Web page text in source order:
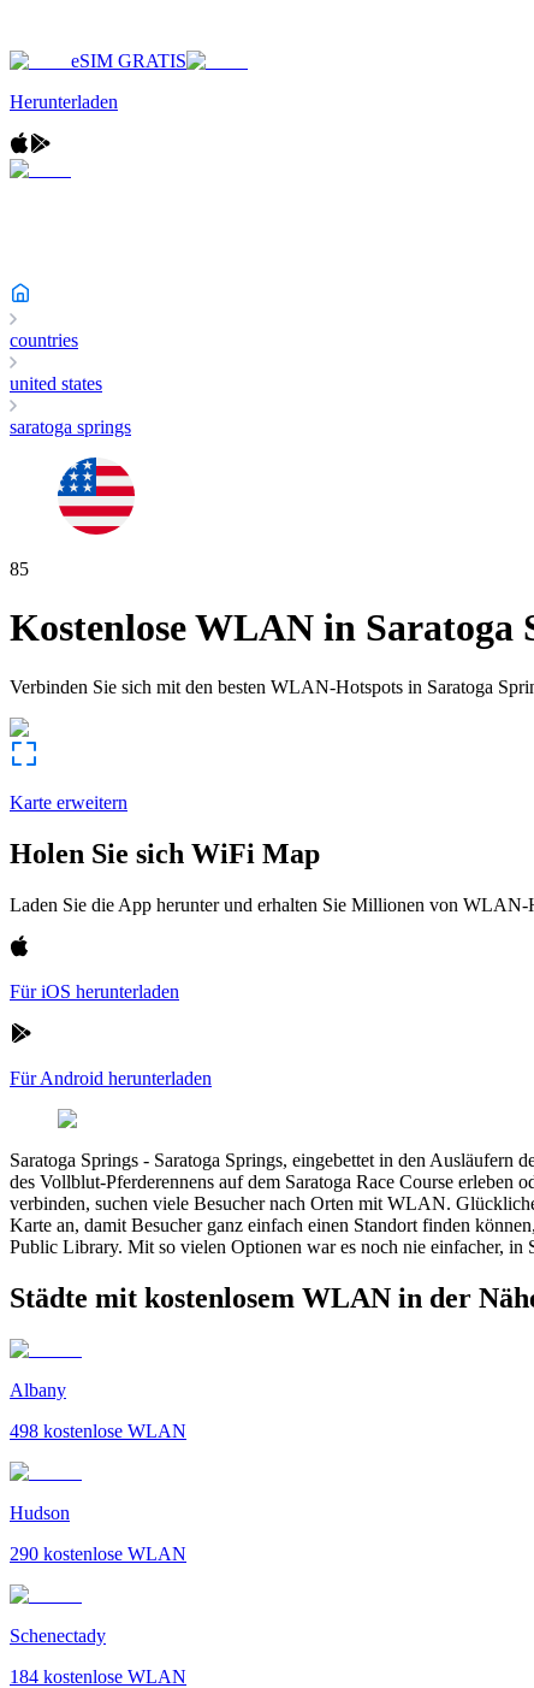
eSIM GRATIS
Herunterladen
countries
united states
saratoga springs
85
Kostenlose WLAN in Saratoga
Verbinden Sie sich mit den besten WLAN-Hotspots in Saratoga
Karte erweitern
Holen Sie sich WiFi Map
Laden Sie die App herunter und erhalten Sie Millionen von
Für iOS herunterladen
Für Android herunterladen
Saratoga Springs - Saratoga Springs, eingebettet in den Ausläufern
des Vollblut-Pferderennens auf dem Saratoga Race Course erleben
verbinden, suchen viele Besucher nach Orten mit WLAN.
Karte an, damit Besucher ganz einfach einen Standort finden
Public Library. Mit so vielen Optionen war es noch nie einfacher, in
Städte mit kostenlosem WLAN in der
Albany
498 kostenlose WLAN
Hudson
290 kostenlose WLAN
Schenectady
184 kostenlose WLAN